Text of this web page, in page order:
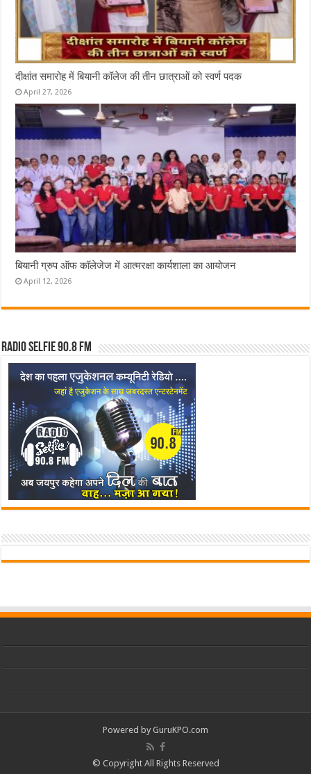
दीक्षांत समारोह में बियानी कॉलेज की तीन छात्राओं को स्वर्ण पदक
April 27, 2026
बियानी ग्रुप ऑफ कॉलेजेज में आत्मरक्षा कार्यशाला का आयोजन
April 12, 2026
Radio Selfie 90.8 FM
Powered by GuruKPO.com
© Copyright All Rights Reserved